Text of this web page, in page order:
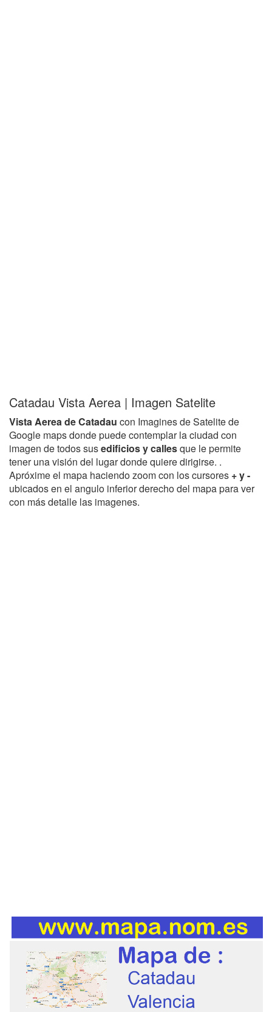
Catadau Vista Aerea | Imagen Satelite
Vista Aerea de Catadau con Imagines de Satelite de
Google maps donde puede contemplar la ciudad con
imagen de todos susedificios y callesque le permite
tener una visión del lugar donde quiere dirigirse. .
Apróxime el mapa haciendo zoom con los cursores + y -
ubicados en el angulo inferior derecho del mapa para ver
con más detalle las imagenes.